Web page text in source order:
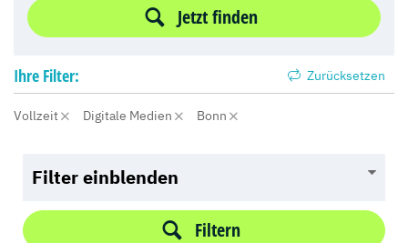
Jetzt finden
Ihre Filter: Zurücksetzen
Vollzeit Digitale Medien Bonn
Filter einblenden
Filtern